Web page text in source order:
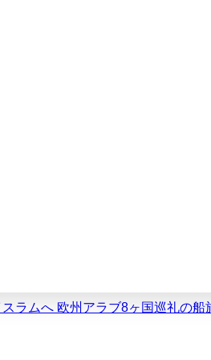
ラムへ 欧州アラブ8ヶ国巡礼の船